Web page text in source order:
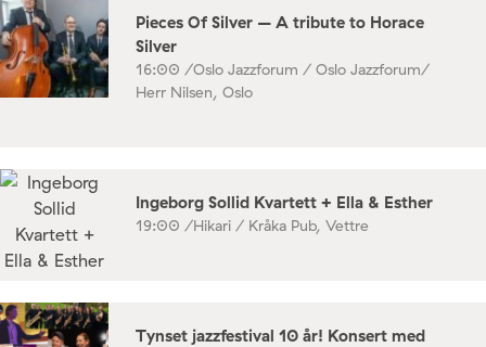
Pieces Of Silver – A tribute to Horace
Silver
16:00 /Oslo Jazzforum / Oslo Jazzforum/
Herr Nilsen, Oslo
Ingeborg Sollid Kvartett + Ella & Esther
19:00 /Hikari / Kråka Pub, Vettre
Tynset jazzfestival 10 år! Konsert med